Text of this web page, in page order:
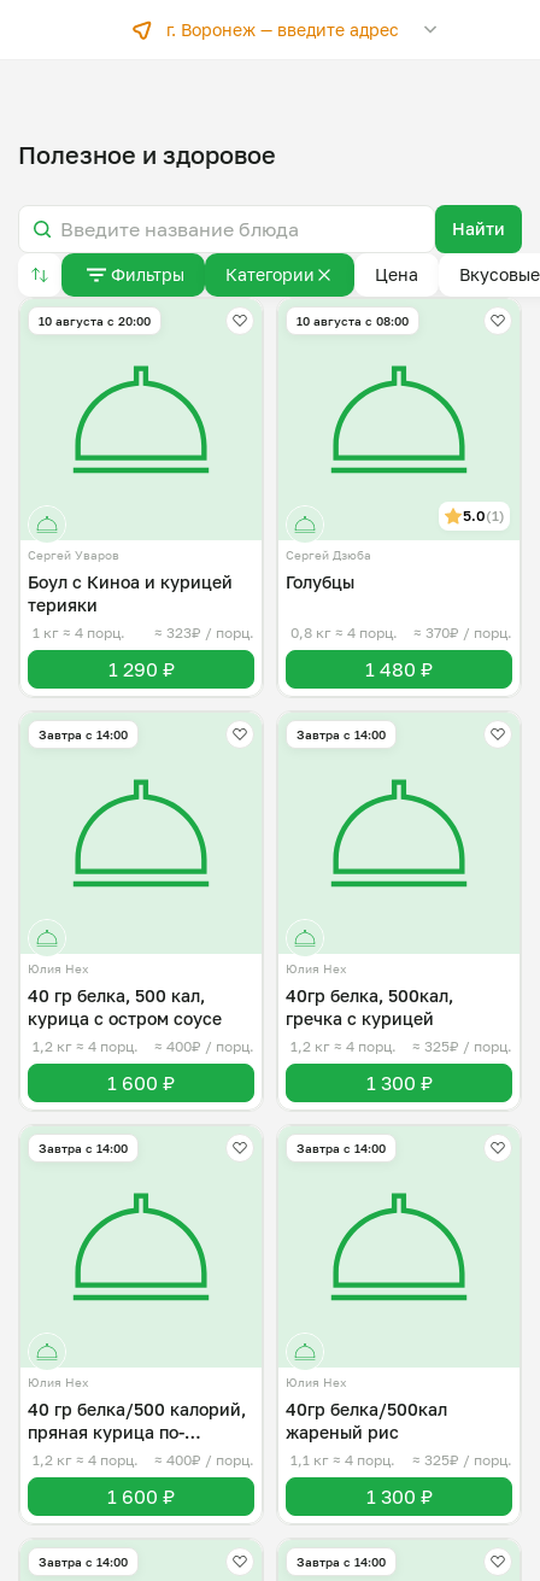
г. Воронеж —введите адрес
Полезное и здоровое
Найти
Фильтры Категории Цена
10 августа с 20:00
Сергей Уваров
Боул с Киноа и курицей
терияки
1 кг ≈ 4 порц. ≈ 323₽ / порц.
1 290 ₽
10 августа с 08:00
5.0(1)
Сергей Дзюба
Голубцы
0,8 кг ≈ 4 порц. ≈ 370₽ / порц.
1 480 ₽
Завтра c 14:00
Юлия Нех
40 гр белка, 500 кал,
курица с остром соусе
1,2 кг ≈ 4 порц. ≈ 400₽ / порц.
1 600 ₽
Завтра c 14:00
Юлия Нех
40гр белка, 500кал,
гречка с курицей
1,2 кг ≈ 4 порц. ≈ 325₽ / порц.
1 300 ₽
Завтра c 14:00
Юлия Нех
40 гр белка/500 калорий,
пряная курица по-
индийски
1,2 кг ≈ 4 порц. ≈ 400₽ / порц.
1 600 ₽
Завтра c 14:00
Юлия Нех
40гр белка/500кал
жареный рис
1,1 кг ≈ 4 порц. ≈ 325₽ / порц.
1 300 ₽
Завтра c 14:00 Завтра c 14:00